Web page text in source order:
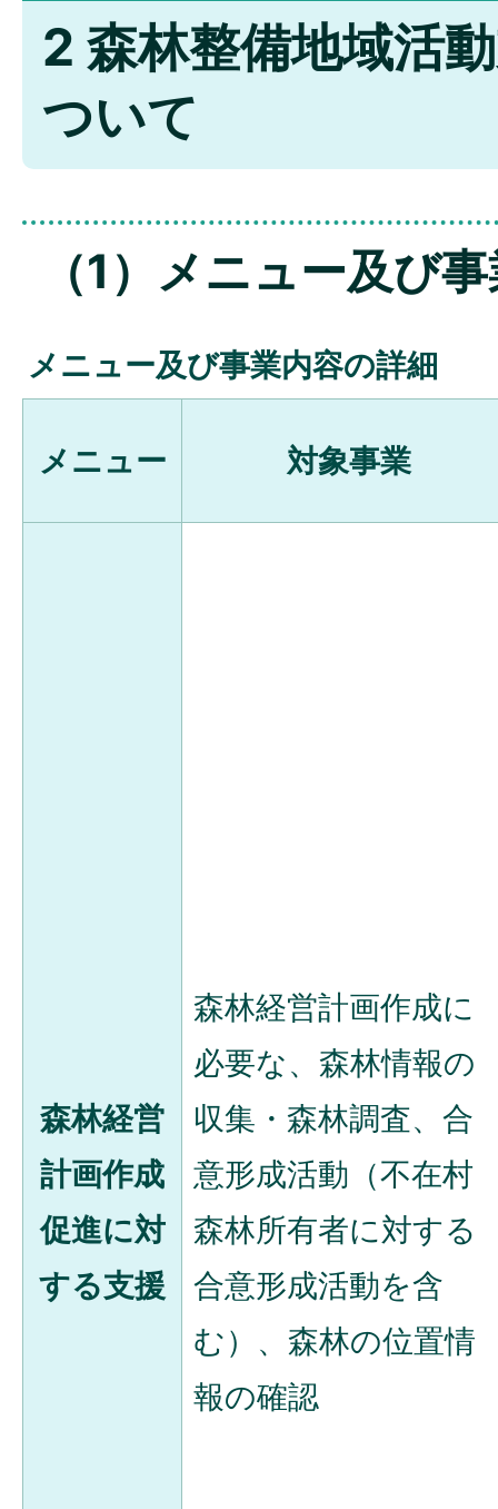
2 森林整備地域活
ついて
（1）メニュー及び
メニュー及び事業内容の詳細
メニュー 対象事業
森林経営
計画作成
促進に対
する支援
森林経営計画作成に
必要な、森林情報の
収集・森林調査、合
意形成活動（不在村
森林所有者に対する
合意形成活動を含
む）、森林の位置情
報の確認